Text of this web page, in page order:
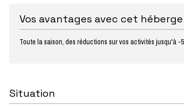
Vos avantages avec cet
Toute la saison, des réductions sur vos activités jusqu'à -
Situation